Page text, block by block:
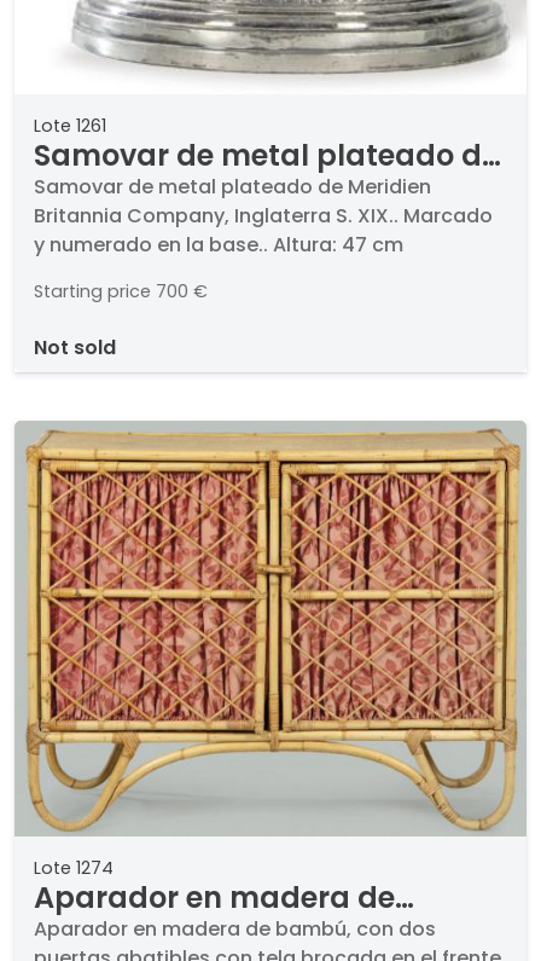
Lote 1261
Samovar de metal plateado de
Meridien Britannia Company,
Inglaterra S. XIX.
Samovar de metal plateado de Meridien
Britannia Company, Inglaterra S. XIX.. Marcado
y numerado en la base.. Altura: 47 cm
Starting price 700 €
not sold
Lote 1274
Aparador en madera de
bambú, con dos puertas
Aparador en madera de bambú, con dos